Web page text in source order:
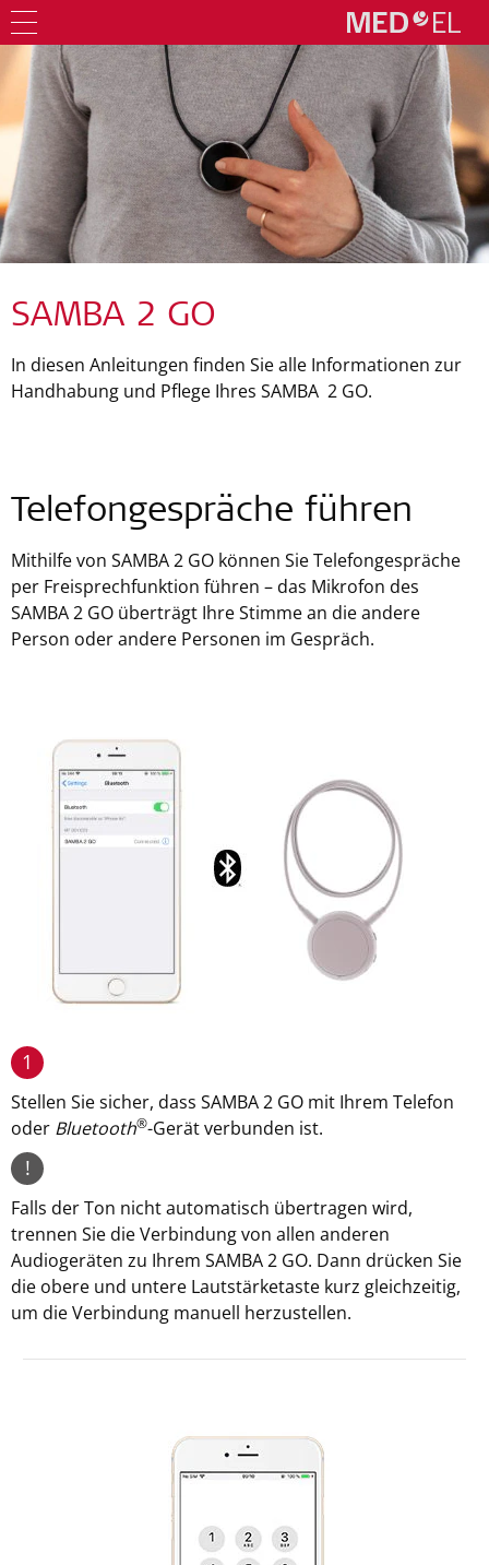
SAMBA 2 GO
In diesen Anleitungen finden Sie alle Informationen zur
Handhabung und Pflege Ihres SAMBA 2 GO.
Telefongespräche führen
Mithilfe von SAMBA 2 GO können Sie Telefongespräche
per Freisprechfunktion führen – das Mikrofon des
SAMBA 2 GO überträgt Ihre Stimme an die andere
Person oder andere Personen im Gespräch.
1
Stellen Sie sicher, dass SAMBA 2 GO mit Ihrem Telefon
oder Bluetooth®-Gerät verbunden ist.
!
Falls der Ton nicht automatisch übertragen wird,
trennen Sie die Verbindung von allen anderen
Audiogeräten zu Ihrem SAMBA 2 GO. Dann drücken Sie
die obere und untere Lautstärketaste kurz gleichzeitig,
um die Verbindung manuell herzustellen.